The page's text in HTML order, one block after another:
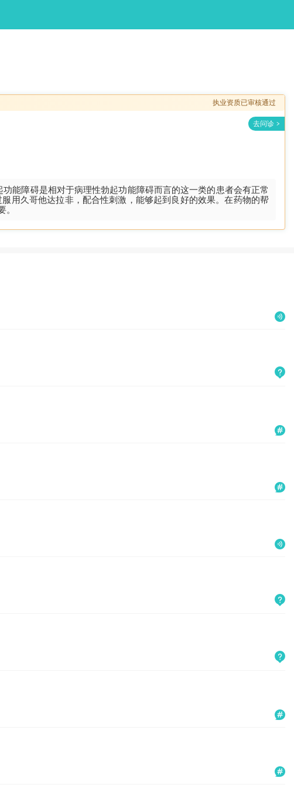
执业资质已审核通过
能障碍是相对于病理性勃起功能障碍而言的这一类的患者会有正常
用久哥他达拉非，配合性刺激，能够起到良好的效果。在药物的帮